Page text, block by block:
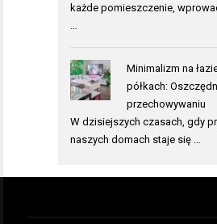
każde pomieszczenie,
Minimalizm na
półkach:
przechowywaniu
W dzisiejszych czasach, gdy
naszych domach staje się …